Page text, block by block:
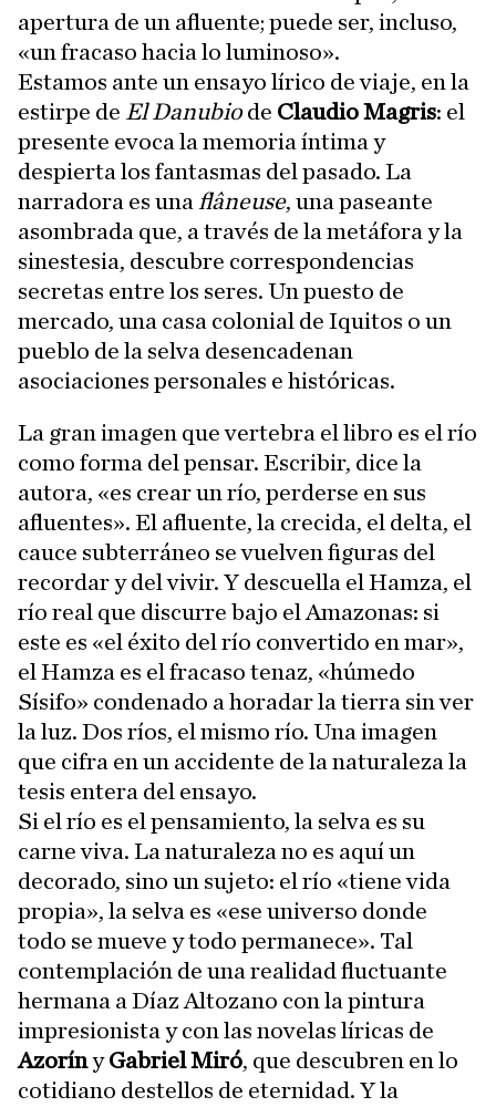
apertura de un afluente; puede ser, incluso,
«un fracaso hacia lo luminoso».
Estamos ante un ensayo lírico de viaje, en la
estirpe de El Danubiode Claudio Magris: el
presente evoca la memoria íntima y
despierta los fantasmas del pasado. La
narradora es una flâneuse, una paseante
asombrada que, a través de la metáfora y la
sinestesia, descubre correspondencias
secretas entre los seres. Un puesto de
mercado, una casa colonial de Iquitos o un
pueblo de la selva desencadenan
asociaciones personales e históricas.
La gran imagen que vertebra el libro es el río
como forma del pensar. Escribir, dice la
autora, «es crear un río, perderse en sus
afluentes». El afluente, la crecida, el delta, el
cauce subterráneo se vuelven figuras del
recordar y del vivir. Y descuella el Hamza, el
río real que discurre bajo el Amazonas: si
este es «el éxito del río convertido en mar»,
el Hamza es el fracaso tenaz, «húmedo
Sísifo» condenado a horadar la tierra sin ver
la luz. Dos ríos, el mismo río. Una imagen
que cifra en un accidente de la naturaleza la
tesis entera del ensayo.
Si el río es el pensamiento, la selva es su
carne viva. La naturaleza no es aquí un
decorado, sino un sujeto: el río «tiene vida
propia», la selva es «ese universo donde
todo se mueve y todo permanece». Tal
contemplación de una realidad fluctuante
hermana a Díaz Altozano con la pintura
impresionista y con las novelas líricas de
AzorínyGabriel Miró, que descubren en lo
cotidiano destellos de eternidad. Y la